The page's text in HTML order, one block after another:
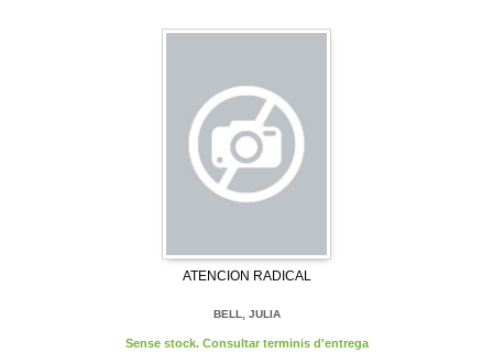
ATENCION RADICAL
BELL, JULIA
Sense stock. Consultar terminis d'entrega